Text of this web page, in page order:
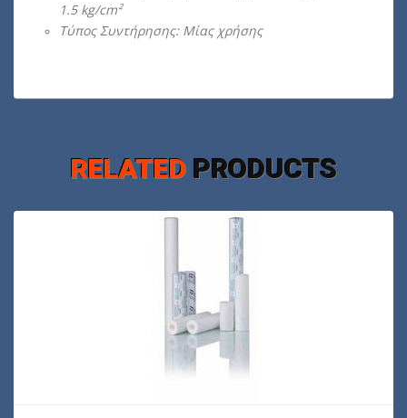
1.5 kg/cm²
Τύπος Συντήρησης: Μίας χρήσης
RELATED PRODUCTS